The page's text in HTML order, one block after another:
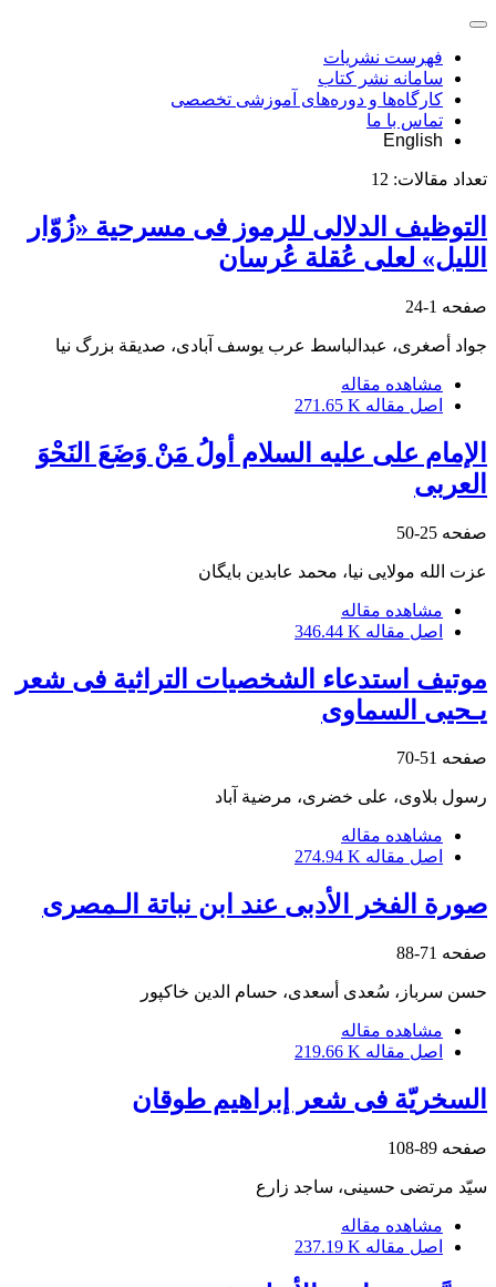
فهرست نشریات
سامانه نشر کتاب
کارگاه‌ها و دوره‌های آموزشی تخصصی
تماس با ما
English
تعداد مقالات: 12
التوظیف الدلالی للرموز فی مسرحیة «زُوّار
اللیل» لعلی عُقلة عُرسان
صفحه 1-24
جواد أصغری، عبدالباسط عرب یوسف آبادی، صدیقة بزرگ نیا
مشاهده مقاله
اصل مقاله 271.65 K
الإمام علی علیه السلام أولُ مَنْ وَضَعَ النَحْوَ
العربی
صفحه 25-50
عزت الله مولایی نیا، محمد عابدین بایگان
مشاهده مقاله
اصل مقاله 346.44 K
موتیف استدعاء الشخصیات التراثیة فی شعر
یـحیى السماوی
صفحه 51-70
رسول بلاوی، علی خضری، مرضیة آباد
مشاهده مقاله
اصل مقاله 274.94 K
صورة الفخر الأدبی عند ابن ‌نباتة الـمصری
صفحه 71-88
حسن سرباز، سُعدى أسعدی، حسام الدین خاکپور
مشاهده مقاله
اصل مقاله 219.66 K
السخریّة فی شعر إبراهیم طوقان
صفحه 89-108
سیّد مرتضی حسینی، ساجد زارع
مشاهده مقاله
اصل مقاله 237.19 K